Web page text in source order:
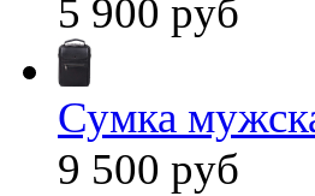
5 900 руб
Сумка
9 500 руб